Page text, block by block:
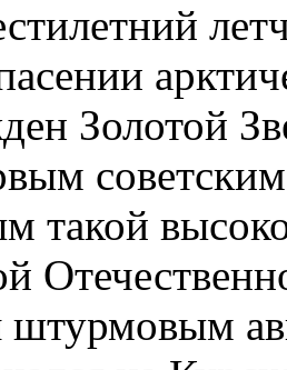
Золотой
такой
штурмовым